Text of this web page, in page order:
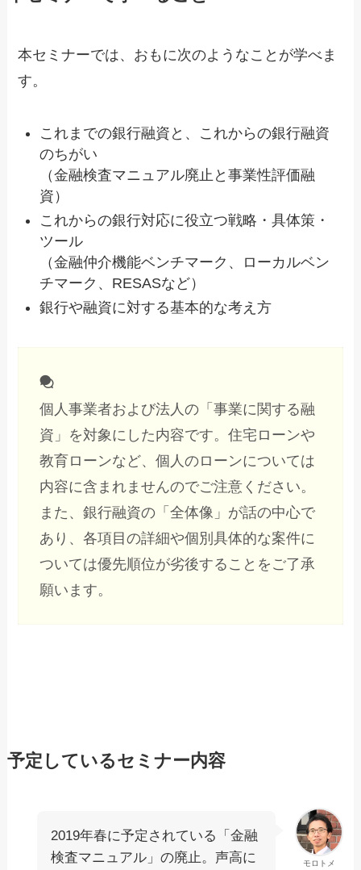
本セミナーでは、おもに次のようなことが学べま
す。
これまでの銀行融資と、これからの銀行融資
のちがい
（金融検査マニュアル廃止と事業性評価融
資）
これからの銀行対応に役立つ戦略・具体策・
ツール
（金融仲介機能ベンチマーク、ローカルベン
チマーク、RESASなど）
銀行や融資に対する基本的な考え方
個人事業者および法人の「事業に関する融
資」を対象にした内容です。住宅ローンや
教育ローンなど、個人のローンについては
内容に含まれませんのでご注意ください。
また、銀行融資の「全体像」が話の中心で
あり、各項目の詳細や個別具体的な案件に
ついては優先順位が劣後することをご了承
願います。
予定しているセミナー内容
モロトメ
2019年春に予定されている「金融
検査マニュアル」の廃止。声高に